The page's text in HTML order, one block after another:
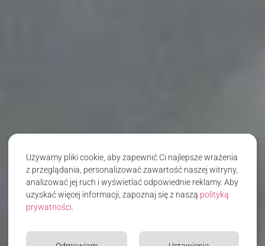
Używamy pliki cookie, aby zapewnić Ci najlepsze wrażenia
z przeglądania, personalizować zawartość naszej witryny,
analizować jej ruch i wyświetlać odpowiednie reklamy. Aby
uzyskać więcej informacji, zapoznaj się z naszą polityką
prywatności